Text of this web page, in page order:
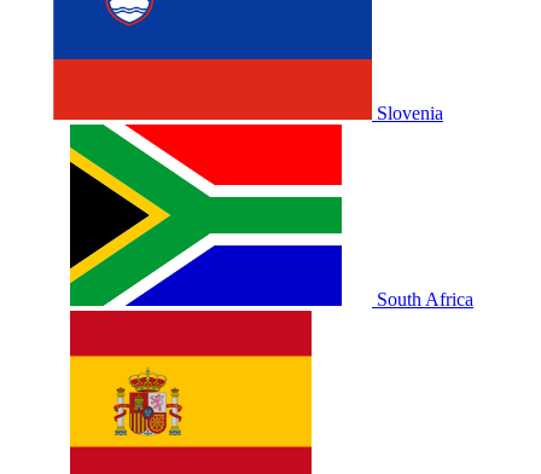
Slovenia
South Africa